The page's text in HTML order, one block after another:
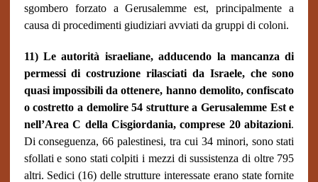
sgombero forzato a Gerusalemme est, principalmente a
causa di procedimenti giudiziari avviati da gruppi di coloni.
11) Le autorità israeliane, adducendo la mancanza di
permessi di costruzione rilasciati da Israele, che sono
quasi impossibili da ottenere, hanno demolito, confiscato
o costretto a demolire 54 strutture a Gerusalemme Est e
nell’Area C della Cisgiordania, comprese 20 abitazioni.
Di conseguenza, 66 palestinesi, tra cui 34 minori, sono stati
sfollati e sono stati colpiti i mezzi di sussistenza di oltre 795
altri. Sedici (16) delle strutture interessate erano state fornite